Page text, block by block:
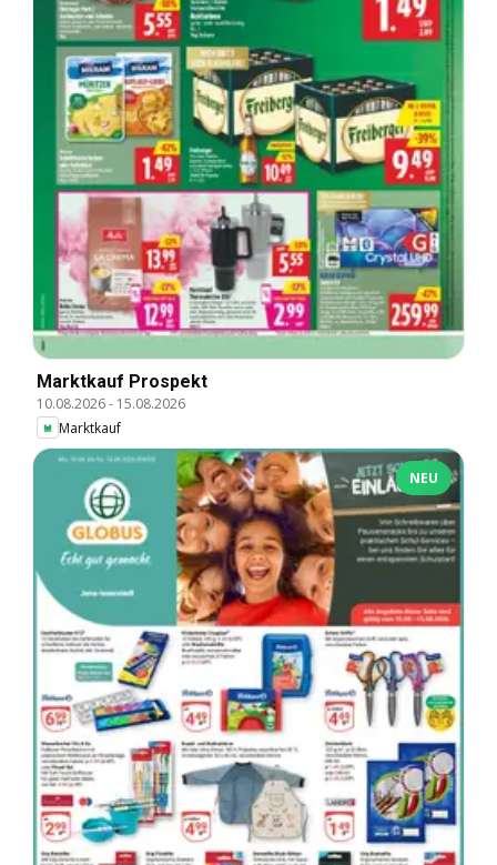
Marktkauf Prospekt
10.08.2026- 15.08.2026
Marktkauf
NEU